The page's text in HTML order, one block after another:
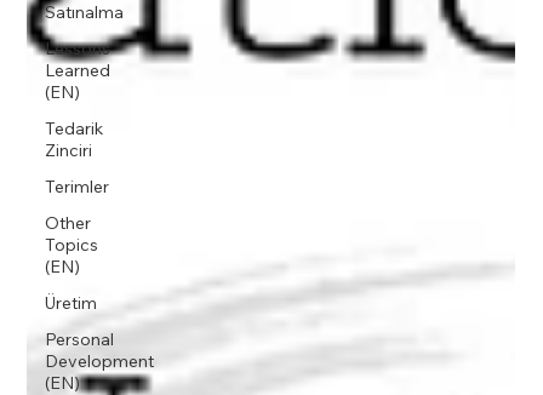
Satınalma
Lessons
Learned
(EN)
Tedarik
Zinciri
Terimler
Other
Topics
(EN)
Üretim
Personal
Development
(EN)